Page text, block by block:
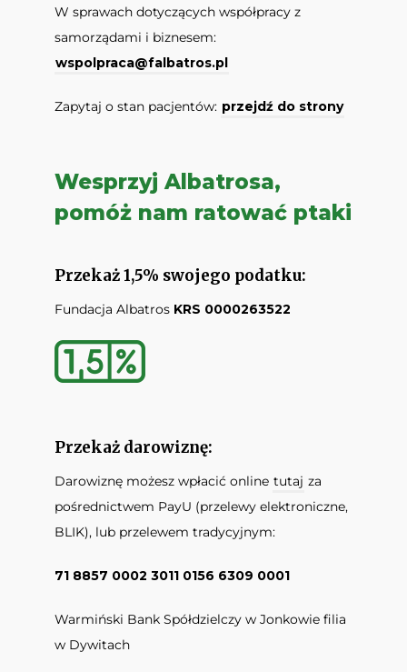
W sprawach dotyczących współpracy z
samorządami i biznesem:
wspolpraca@falbatros.pl
Zapytaj o stan pacjentów: przejdź do strony
Wesprzyj Albatrosa,
pomóż nam ratować ptaki
Przekaż 1,5% swojego podatku:
Fundacja Albatros KRS 0000263522
Przekaż darowiznę:
Darowiznę możesz wpłacić online tutaj za
pośrednictwem PayU (przelewy elektroniczne,
BLIK), lub przelewem tradycyjnym:
71 8857 0002 3011 0156 6309 0001
Warmiński Bank Spółdzielczy w Jonkowie filia
w Dywitach